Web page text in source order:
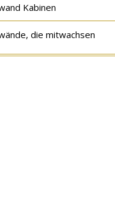
Kabinen
die mitwachsen